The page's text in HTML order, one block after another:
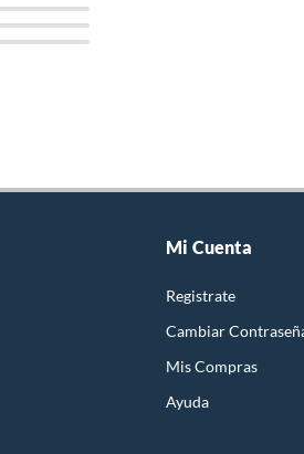
Mi Cuenta
Registrate
Cambiar
Mis Compras
Ayuda